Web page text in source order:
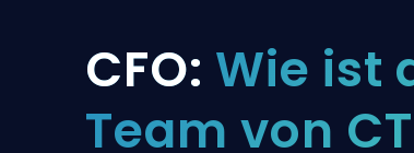
Division BoostCFO: Wie ist
Team von